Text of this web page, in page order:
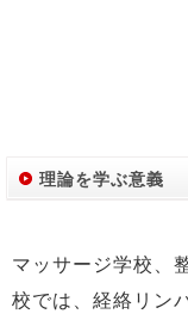
理論を学ぶ意義
マッサージ学校、
校では、経絡リン